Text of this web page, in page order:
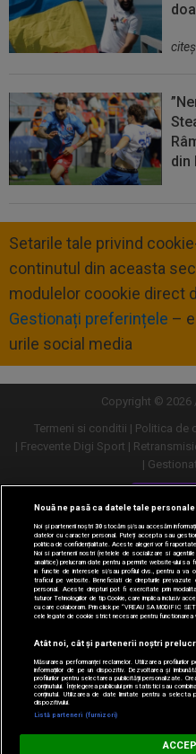
Digi Sport
din
Setarile tale privind
continutul din aceasta
modulelor coookie direct
Gestionați preferințele –
urile social media
Copyright © 2026
Termeni si conditii
Politica de
Frecvente Digi Sport
Nouă ne pasă ca datele tale
Noi și partenerii noștri30stocăm și/sau accesăm
datelor cu caracter personal. Puteți accepta sau
politica de confidențialitate. Aceste alegeri vor fi
Noi si partenerii nostri (retelele de socializare si
analitice) prelucram date pentru a permite website-ului sa
in functie de interesele si/sau profilul dvs., pentru a va
traficul pe website. Beneficiati de drepturile prevazute
personal. Aceste drepturi pot fi exercitate prin
tuturor Tehnologiilor de tip Cookie, care implica inclusiv
cu care colaboram. Prin click pe “VREAU SA MODIFIC
cele legate de cookie strict necesare pentru functionarea
Atât noi, cât și partenerii noștri
Măsurarea performanței reclamelor. Utilizarea
informațiilor de pe un dispozitiv. Dezvoltarea și
profilurilor pentru selectarea publicității personalizate.
conținutului. Înțelegerea publicului prin statistici sau
conținutul. Utilizarea de date limitate pentru a selecta
dispozitivului.
Listă parteneri (furnizori)